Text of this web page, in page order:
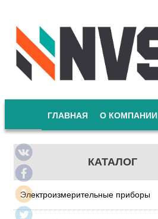
ГЛАВНАЯ О КОМПАНИИ
КАТАЛОГ
Электроизмерительные приборы